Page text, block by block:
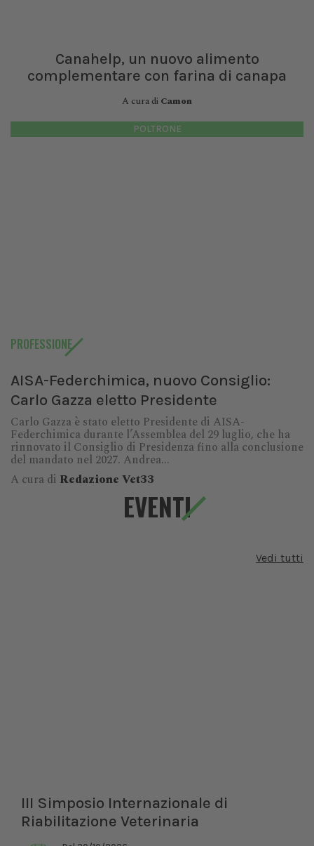
Canahelp, un nuovo alimento
complementare con farina di canapa
A cura di Camon
POLTRONE
PROFESSIONE
AISA-Federchimica, nuovo Consiglio:
Carlo Gazza eletto Presidente
Carlo Gazza è stato eletto Presidente di AISA-
Federchimica durante l’Assemblea del 29 luglio, che ha
rinnovato il Consiglio di Presidenza fino alla conclusione
del mandato nel 2027. Andrea...
A cura di Redazione Vet33
EVENTI
Vedi tutti
III Simposio Internazionale di
Riabilitazione Veterinaria